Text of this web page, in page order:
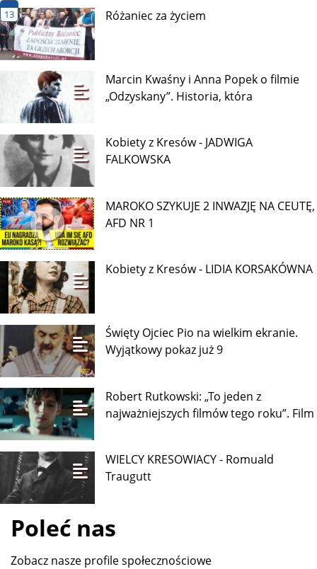
13 Różaniec za życiem
Marcin Kwaśny i Anna Popek o filmie
„Odzyskany”. Historia, która
Kobiety z Kresów - JADWIGA
FALKOWSKA
MAROKO SZYKUJE 2 INWAZJĘ NA CEUTĘ,
AFD NR 1
Kobiety z Kresów - LIDIA KORSAKÓWNA
Święty Ojciec Pio na wielkim ekranie.
Wyjątkowy pokaz już 9
Robert Rutkowski: „To jeden z
najważniejszych filmów tego roku”. Film
WIELCY KRESOWIACY - Romuald
Traugutt
Poleć nas
Zobacz nasze profile społecznościowe